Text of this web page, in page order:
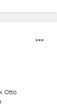
Otto